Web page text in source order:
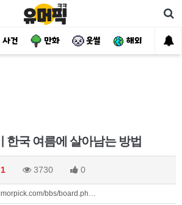
사건 만화 웃썰 해외 핫
한국 여름에 살아남는 방법
1 3730 0
bbs/board.ph…